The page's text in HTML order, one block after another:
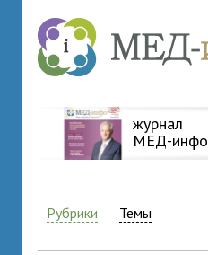
журнал
МЕД-инфо
Рубрики Темы